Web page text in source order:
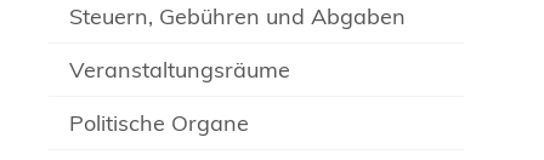
Steuern, Gebühren und Abgaben
Veranstaltungsräume
Politische Organe